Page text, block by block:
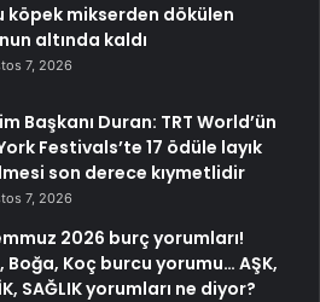
köpek mikserden dökülen
altında kaldı
7, 2026
Başkanı Duran: TRT World’ün
Festivals’te 17 ödüle layık
son derece kıymetlidir
7, 2026
2026 burç yorumları!
Boğa, Koç burcu yorumu… AŞK,
SAĞLIK yorumları ne diyor?